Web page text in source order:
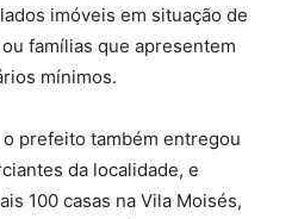
imóveis em situação de
famílias que apresentem
mínimos.
o prefeito também entregou
da localidade, e
100 casas na Vila Moisés,